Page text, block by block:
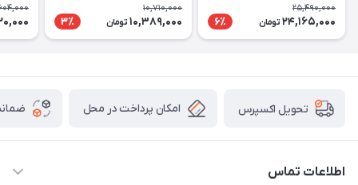
25,490,000
24,165,000 تومان 6٪
10,710,000
10,389,000 تومان 3٪
تحویل اکسپرس امکان پرداخت در محل
اطلاعات تماس